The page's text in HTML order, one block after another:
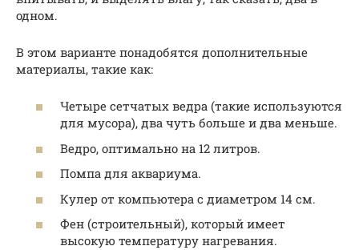
одном.
В этом варианте понадобятся дополнительные
материалы, такие как:
Четыре сетчатых ведра (такие используются
для мусора), два чуть больше и два меньше.
Ведро, оптимально на 12 литров.
Помпа для аквариума.
Кулер от компьютера с диаметром 14 см.
Фен (строительный), который имеет
высокую температуру нагревания.